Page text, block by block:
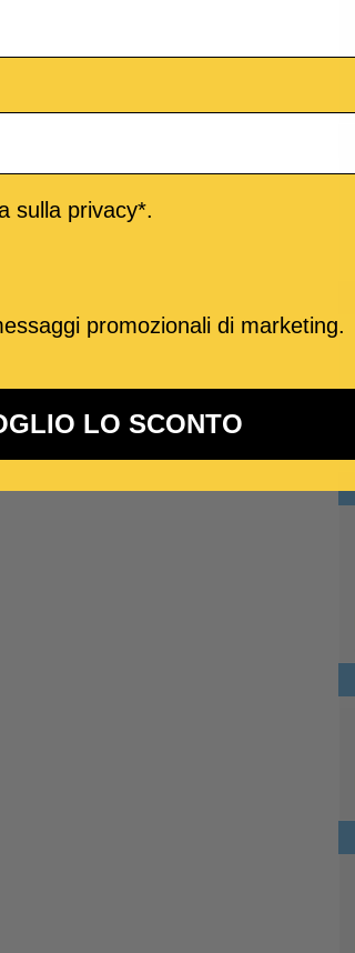
sulla privacy*.
promozionali di marketing.
LO SCONTO